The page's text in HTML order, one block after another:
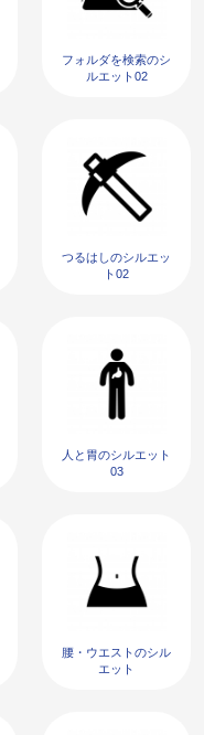
フォルダを検索のシ
ルエット02
つるはしのシルエッ
ト02
人と胃のシルエット
03
腰・ウエストのシル
エット